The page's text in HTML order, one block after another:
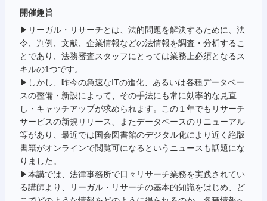
開催趣旨
▶リーガル・リサーチとは、法的問題を解決するために、法
令、判例、文献、企業情報などの法情報を調査・分析するこ
とであり、法務審査スタッフにとっては業務上必須となるス
キルの1つです。
▶しかし、昨今の急速なITの進化、あるいは各種データベー
スの整備・新設によって、その手法にも常に効率的な見直
し・キャッチアップが求められます。この１年でもリサーチ
サービスの新規リリース、またデータベースのリニューアル
等があり、最近では国会図書館のデジタル化により近く絶版
書籍がオンラインで閲覧可になるというニュースも話題にな
りました。
▶本講では、法律事務所で日々リサーチ業務を実践されてい
る講師より、リーガル・リサーチの基本的知識をはじめ、ど